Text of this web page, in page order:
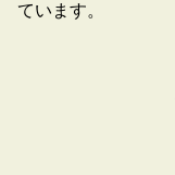
ています。